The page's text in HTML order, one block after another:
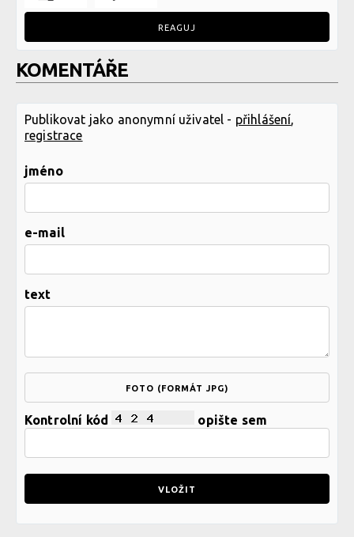
REAGUJ
KOMENTÁŘE
Publikovat jako anonymní uživatel - přihlášení,
registrace
jméno
e-mail
text
FOTO (FORMÁT JPG)
Kontrolní kód opište sem